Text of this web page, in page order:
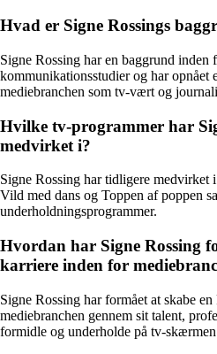
Hvad er Signe Rossings
Signe Rossing har en baggrund inden
kommunikationsstudier og har opnået
mediebranchen som tv-vært og
Hvilke tv-programmer har
medvirket i?
Signe Rossing har tidligere
Vild med dans og Toppen af poppen
underholdningsprogrammer.
Hvordan har Signe Rossing
karriere inden for
Signe Rossing har formået at skabe
mediebranchen gennem sit talent,
formidle og underholde på tv-